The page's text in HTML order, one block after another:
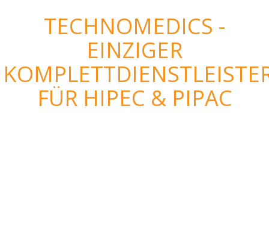
TECHNOMEDICS -
EINZIGER
FÜR HIPEC & PIPAC